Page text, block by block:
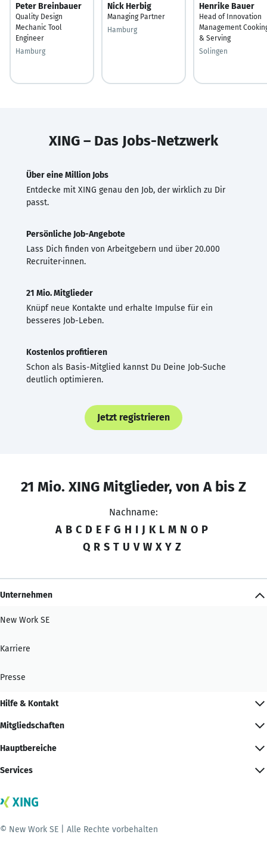
Peter Breinbauer
Quality Design
Mechanic Tool
Engineer
Hamburg
Nick Herbig
Managing Partner
Hamburg
Henrike Bauer
Head of Innovation
Management
& Serving
Solingen
XING – Das Jobs-Netzwerk
Über eine Million Jobs
Entdecke mit XING genau den Job, der wirklich zu Dir
passt.
Persönliche Job-Angebote
Lass Dich finden von Arbeitgebern und über 20.000
Recruiter·innen.
21 Mio. Mitglieder
Knüpf neue Kontakte und erhalte Impulse für ein
besseres Job-Leben.
Kostenlos profitieren
Schon als Basis-Mitglied kannst Du Deine Job-Suche
deutlich optimieren.
Jetzt registrieren
21 Mio. XING Mitglieder, von A bis Z
Nachname:
A B C D E F G H I J K L M N O P
Q R S T U V W X Y Z
Unternehmen
New Work SE
Karriere
Presse
Hilfe & Kontakt
Mitgliedschaften
Hauptbereiche
Services
© New Work SE | Alle Rechte vorbehalten